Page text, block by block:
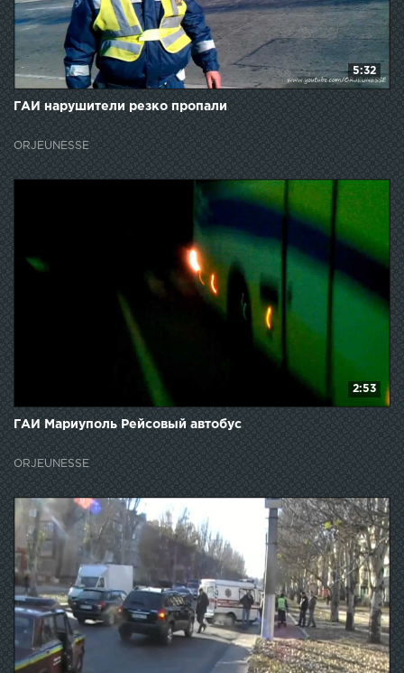
5:32
ГАИ нарушители резко пропали
ORJEUNESSE
2:53
ГАИ Мариуполь Рейсовый автобус
ORJEUNESSE